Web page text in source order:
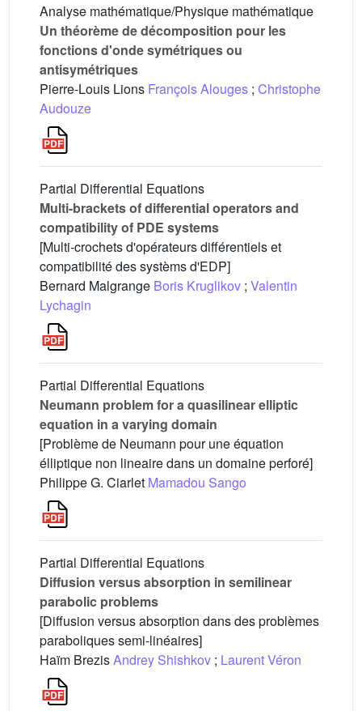
Analyse mathématique/Physique mathématique
Un théorème de décomposition pour les
fonctions d'onde symétriques ou
antisymétriques
Pierre-Louis Lions François Alouges ; Christophe
Audouze
Partial Differential Equations
Multi-brackets of differential operators and
compatibility of PDE systems
[Multi-crochets d'opérateurs différentiels et
compatibilité des systèms d'EDP]
Bernard Malgrange Boris Kruglikov ; Valentin
Lychagin
Partial Differential Equations
Neumann problem for a quasilinear elliptic
equation in a varying domain
[Problème de Neumann pour une équation
élliptique non lineaire dans un domaine perforé]
Philippe G. Ciarlet Mamadou Sango
Partial Differential Equations
Diffusion versus absorption in semilinear
parabolic problems
[Diffusion versus absorption dans des problèmes
paraboliques semi-linéaires]
Haïm BrezisAndrey Shishkov ; Laurent Véron